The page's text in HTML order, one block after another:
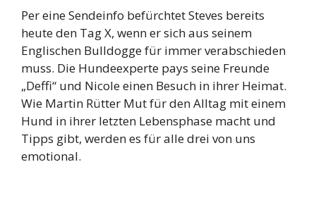
Per eine Sendeinfo befürchtet Steves bereits
heute den Tag X, wenn er sich aus seinem
Englischen Bulldogge für immer verabschieden
muss. Die Hundeexperte pays seine Freunde
„Deffi“ und Nicole einen Besuch in ihrer Heimat.
Wie Martin Rütter Mut für den Alltag mit einem
Hund in ihrer letzten Lebensphase macht und
Tipps gibt, werden es für alle drei von uns
emotional.